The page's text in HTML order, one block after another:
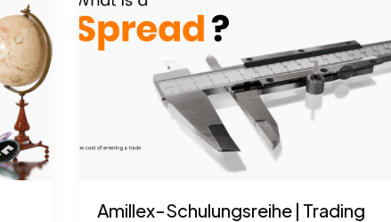
Amillex-Schulungsreihe | Trading